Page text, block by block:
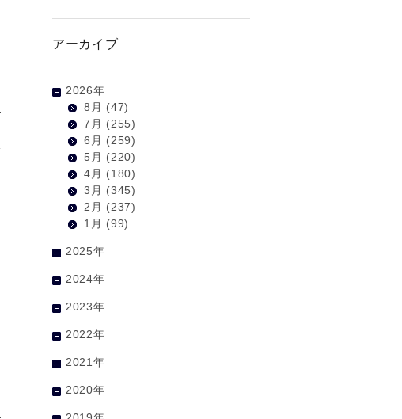
アーカイブ
2026年
8月 (47)
7月 (255)
6月 (259)
5月 (220)
4月 (180)
3月 (345)
2月 (237)
1月 (99)
2025年
2024年
2023年
2022年
2021年
2020年